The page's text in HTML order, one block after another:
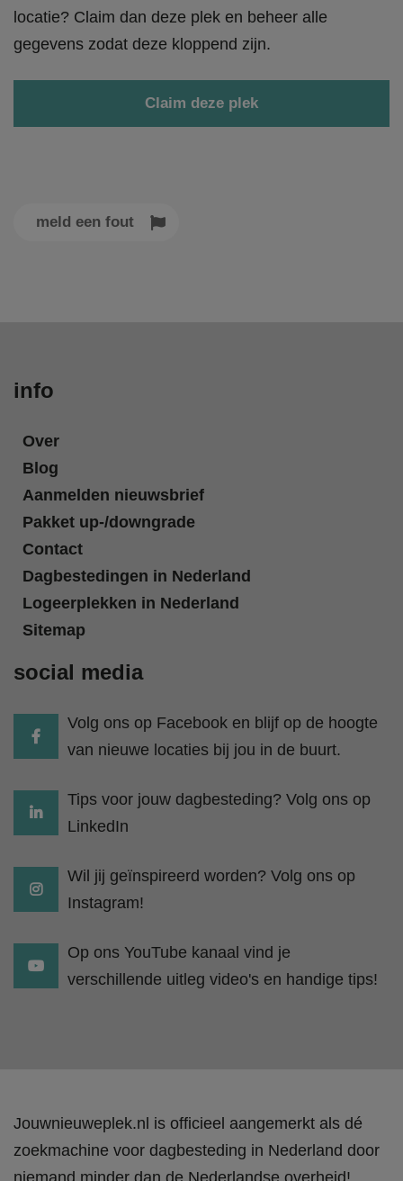
locatie? Claim dan deze plek en beheer alle
gegevens zodat deze kloppend zijn.
Claim deze plek
meld een fout
info
Over
Blog
Aanmelden nieuwsbrief
Pakket up-/downgrade
Contact
Dagbestedingen in Nederland
Logeerplekken in Nederland
Sitemap
social media
Volg ons op Facebook en blijf op de hoogte
van nieuwe locaties bij jou in de buurt.
Tips voor jouw dagbesteding? Volg ons op
LinkedIn
Wil jij geïnspireerd worden? Volg ons op
Instagram!
Op ons YouTube kanaal vind je
verschillende uitleg video's en handige tips!
Jouwnieuweplek.nl is officieel aangemerkt als dé
zoekmachine voor dagbesteding in Nederland door
niemand minder dan de Nederlandse overheid!